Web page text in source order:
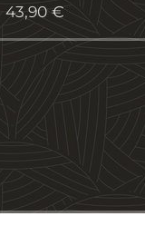
43,90 €